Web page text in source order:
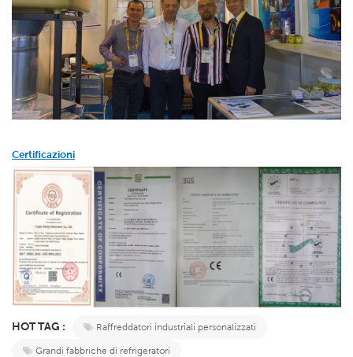
Certificazioni
HOT TAG :
Raffreddatori industriali personalizzati
Grandi fabbriche di refrigeratori